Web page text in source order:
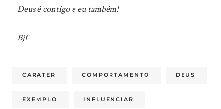
Deus é contigo e eu também!
Bjf
CARATER COMPORTAMENTO DEUS
EXEMPLO INFLUENCIAR